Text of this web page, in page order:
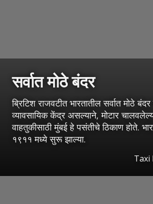
सर्वात मोठे बंदर
ब्रिटिश राजवटीत भारतातील सर्वात मोठे
व्यावसायिक केंद्र असल्याने, मोटार
वाहतुकीसाठी मुंबई हे पसंतीचे ठिकाण होते.
१९११ मध्ये सुरू झाल्या.
Taxi